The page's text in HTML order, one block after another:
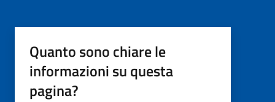
Quanto sono chiare le
informazioni su questa
pagina?